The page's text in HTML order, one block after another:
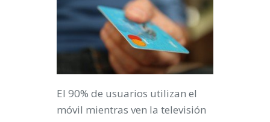
El 90% de usuarios utilizan el
móvil mientras ven la televisión